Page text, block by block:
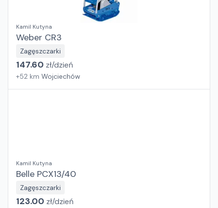
Kamil Kutyna
Weber CR3
Zagęszczarki
147.60 zł/dzień
+52 km Wojciechów
Kamil Kutyna
Belle PCX13/40
Zagęszczarki
123.00 zł/dzień